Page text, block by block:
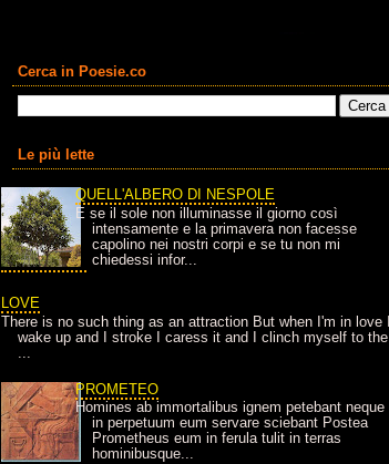
Cerca in Poesie.co
Le più lette
QUELL'ALBERO DI NESPOLE
E se il sole non illuminasse il giorno così
intensamente e la primavera non facesse
capolino nei nostri corpi e se tu non mi
chiedessi infor...
LOVE
There is no such thing as an attraction But when I'm in love I
wake up and I stroke I caress it and I clinch myself to the
...
PROMETEO
Homines ab immortalibus ignem petebant neque
in perpetuum eum servare sciebant Postea
Prometheus eum in ferula tulit in terras
hominibusque...